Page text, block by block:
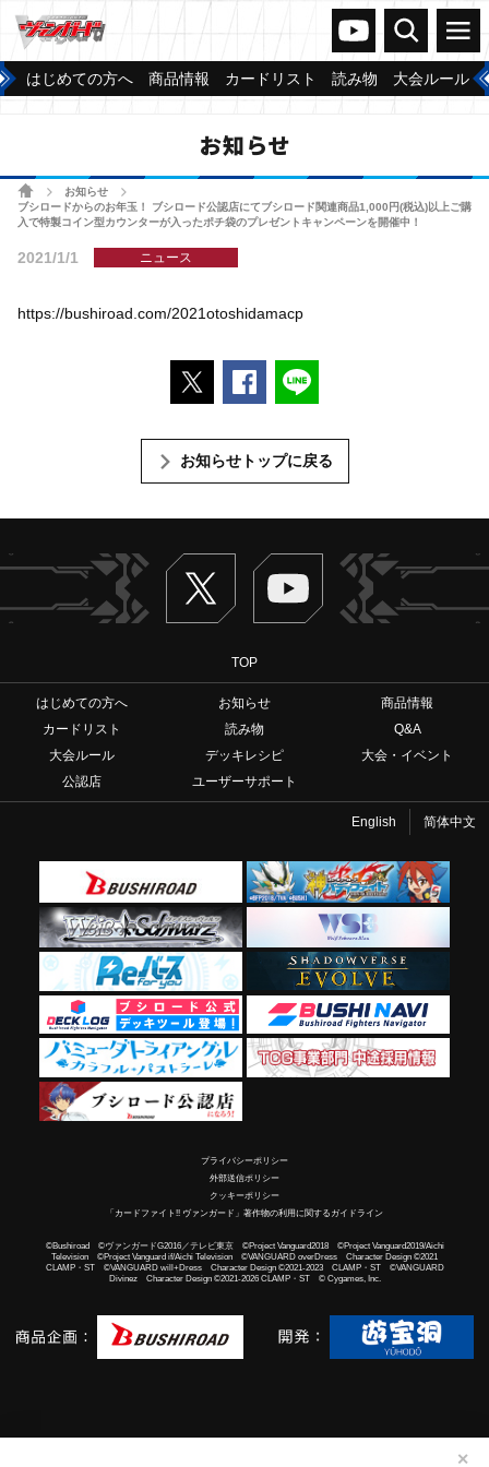
✕
ヴァンガードch
検索 メニュー
はじめての方へ 商品情報 カードリスト 読み物 大会ルール
お知らせ
ホームお知らせ
ブシロードからのお年玉！ ブシロード公認店にてブシロード関連商品1,000円(税込)以上ご購
入で特製コイン型カウンターが入ったポチ袋のプレゼントキャンペーンを開催中！
2021/1/1 ニュース
https://bushiroad.com/2021otoshidamacp
ポストするFacebookでシェアする
お知らせトップに戻る
Twitter ヴァンガードch
TOP
はじめての方へ お知らせ
商品情報
カードリスト
読み物
Q&A
大会ルール
デッキレシピ
大会・イベント
公認店
ユーザーサポート
English 简体中文
プライバシーポリシー
外部送信ポリシー
クッキーポリシー
「カードファイト!! ヴァンガード」著作物の利用に関するガイドライン
©Bushiroad ©ヴァンガードG2016／テレビ東京 ©Project Vanguard2018 ©Project Vanguard2019/Aichi
Television ©Project Vanguard if/Aichi Television ©VANGUARD overDress Character Design ©2021
CLAMP・ST ©VANGUARD will+Dress Character Design ©2021-2023 CLAMP・ST ©VANGUARD
Divinez Character Design ©2021-2026 CLAMP・ST © Cygames, Inc.